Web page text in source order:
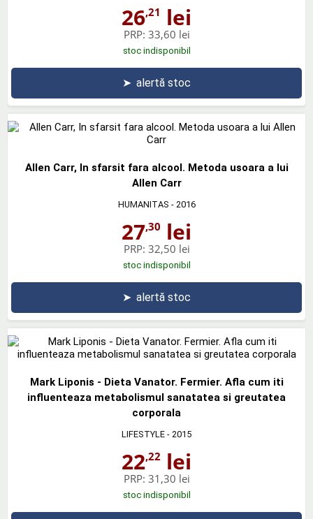
26,21 lei
PRP: 33,60 lei
stoc indisponibil
➤ alertă stoc
Allen Carr, In sfarsit fara alcool. Metoda usoara a lui
Allen Carr
HUMANITAS - 2016
27,30 lei
PRP: 32,50 lei
stoc indisponibil
➤ alertă stoc
Mark Liponis - Dieta Vanator. Fermier. Afla cum iti
influenteaza metabolismul sanatatea si greutatea
corporala
LIFESTYLE - 2015
22,22 lei
PRP: 31,30 lei
stoc indisponibil